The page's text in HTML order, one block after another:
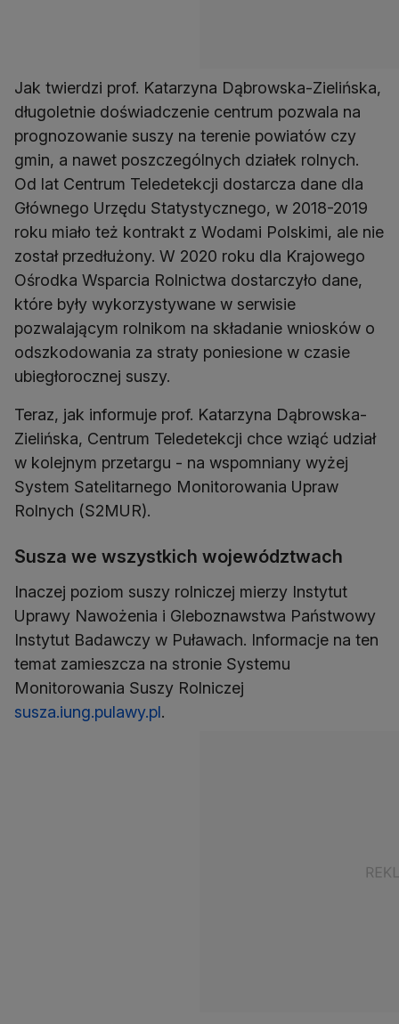
Jak twierdzi prof. Katarzyna Dąbrowska-Zielińska,
długoletnie doświadczenie centrum pozwala na
prognozowanie suszy na terenie powiatów czy
gmin, a nawet poszczególnych działek rolnych.
Od lat Centrum Teledetekcji dostarcza dane dla
Głównego Urzędu Statystycznego, w 2018-2019
roku miało też kontrakt z Wodami Polskimi, ale nie
został przedłużony. W 2020 roku dla Krajowego
Ośrodka Wsparcia Rolnictwa dostarczyło dane,
które były wykorzystywane w serwisie
pozwalającym rolnikom na składanie wniosków o
odszkodowania za straty poniesione w czasie
ubiegłorocznej suszy.
Teraz, jak informuje prof. Katarzyna Dąbrowska-
Zielińska, Centrum Teledetekcji chce wziąć udział
w kolejnym przetargu - na wspomniany wyżej
System Satelitarnego Monitorowania Upraw
Rolnych (S2MUR).
Susza we wszystkich województwach
Inaczej poziom suszy rolniczej mierzy Instytut
Uprawy Nawożenia i Gleboznawstwa Państwowy
Instytut Badawczy w Puławach. Informacje na ten
temat zamieszcza na stronie Systemu
Monitorowania Suszy Rolniczej
susza.iung.pulawy.pl.